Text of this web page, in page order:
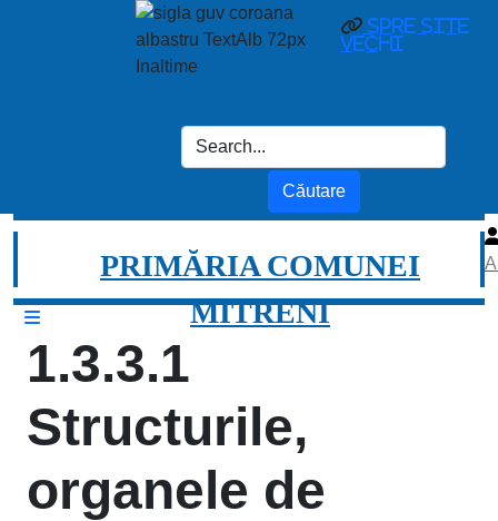
spre site
vechi
PRIMĂRIA COMUNEI
MITRENI
1.3.3.1
Structurile,
organele de